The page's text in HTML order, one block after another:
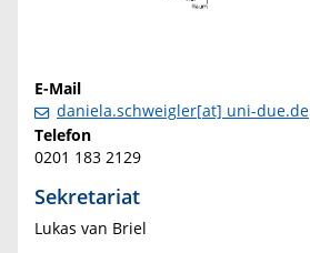
E-Mail
daniela.schweigler[at] uni-due.de
Telefon
0201 183 2129
Sekretariat
Lukas van Briel